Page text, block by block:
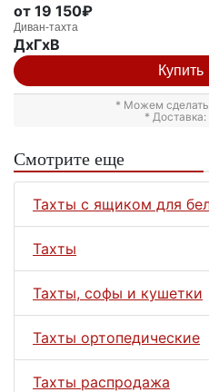
от 19 150₽
Диван-тахта
ДxГxВ
Купить
* Можем
*
Смотрите еще
Тахты с ящиком для
Тахты
Тахты, софы и кушетки
Тахты ортопедические
Тахты распродажа